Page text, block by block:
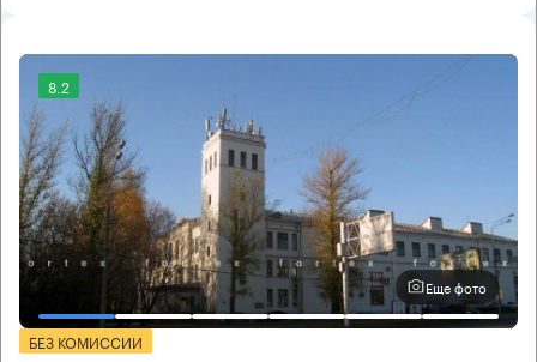
8.2
Еще фото
БЕЗ КОМИССИИ